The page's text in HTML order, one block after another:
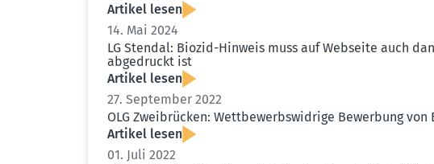
Artikel lesen
14. Mai 2024
LG Stendal: Biozid-Hinweis muss auf Webseite auch
abgedruckt ist
Artikel lesen
27. September 2022
OLG Zweibrücken: Wettbe­werbs­widrige Bewerbung
Artikel lesen
01. Juli 2022